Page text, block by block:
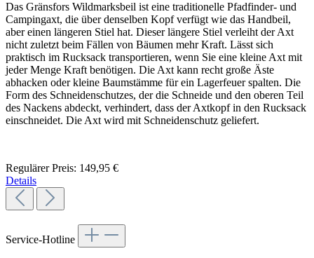
Das Gränsfors Wildmarksbeil ist eine traditionelle Pfadfinder- und
Campingaxt, die über denselben Kopf verfügt wie das Handbeil,
aber einen längeren Stiel hat. Dieser längere Stiel verleiht der Axt
nicht zuletzt beim Fällen von Bäumen mehr Kraft. Lässt sich
praktisch im Rucksack transportieren, wenn Sie eine kleine Axt mit
jeder Menge Kraft benötigen. Die Axt kann recht große Äste
abhacken oder kleine Baumstämme für ein Lagerfeuer spalten. Die
Form des Schneidenschutzes, der die Schneide und den oberen Teil
des Nackens abdeckt, verhindert, dass der Axtkopf in den Rucksack
einschneidet. Die Axt wird mit Schneidenschutz geliefert.
Regulärer Preis: 149,95 €
Details
Service-Hotline